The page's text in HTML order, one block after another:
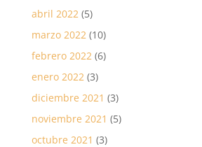
abril 2022 (5)
marzo 2022 (10)
febrero 2022 (6)
enero 2022 (3)
diciembre 2021 (3)
noviembre 2021 (5)
octubre 2021 (3)